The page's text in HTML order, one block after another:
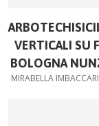
VERTICALI SU
BOLOGNA
MIRABELLA